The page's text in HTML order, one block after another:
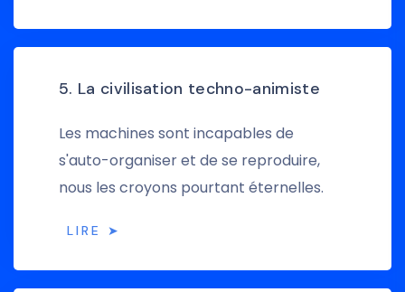
5. La civilisation techno-animiste
Les machines sont incapables de
s'auto-organiser et de se reproduire,
nous les croyons pourtant éternelles.
LIRE ➤